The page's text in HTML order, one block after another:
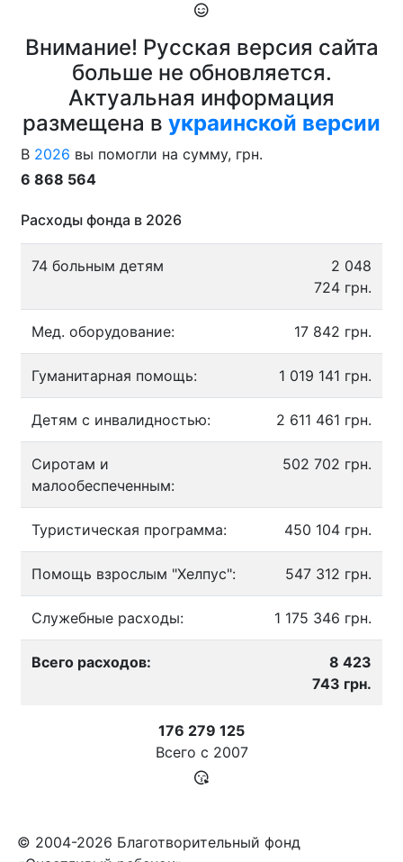
Внимание! Русская версия сайта
больше не обновляется.
Актуальная информация
размещена в украинской версии
В 2026 вы помогли на сумму, грн.
6 868 564
Расходы фонда в 2026
74 больным детям
2 048
724 грн.
Мед. оборудование: 17 842 грн.
Гуманитарная помощь: 1 019 141 грн.
Детям с инвалидностью: 2 611 461 грн.
Сиротам и
малообеспеченным:
502 702 грн.
Туристическая программа: 450 104 грн.
Помощь взрослым "Хелпус": 547 312 грн.
Служебные расходы: 1 175 346 грн.
Всего расходов:
8 423
743 грн.
176 279 125
Всего с 2007
© 2004-2026 Благотворительный фонд